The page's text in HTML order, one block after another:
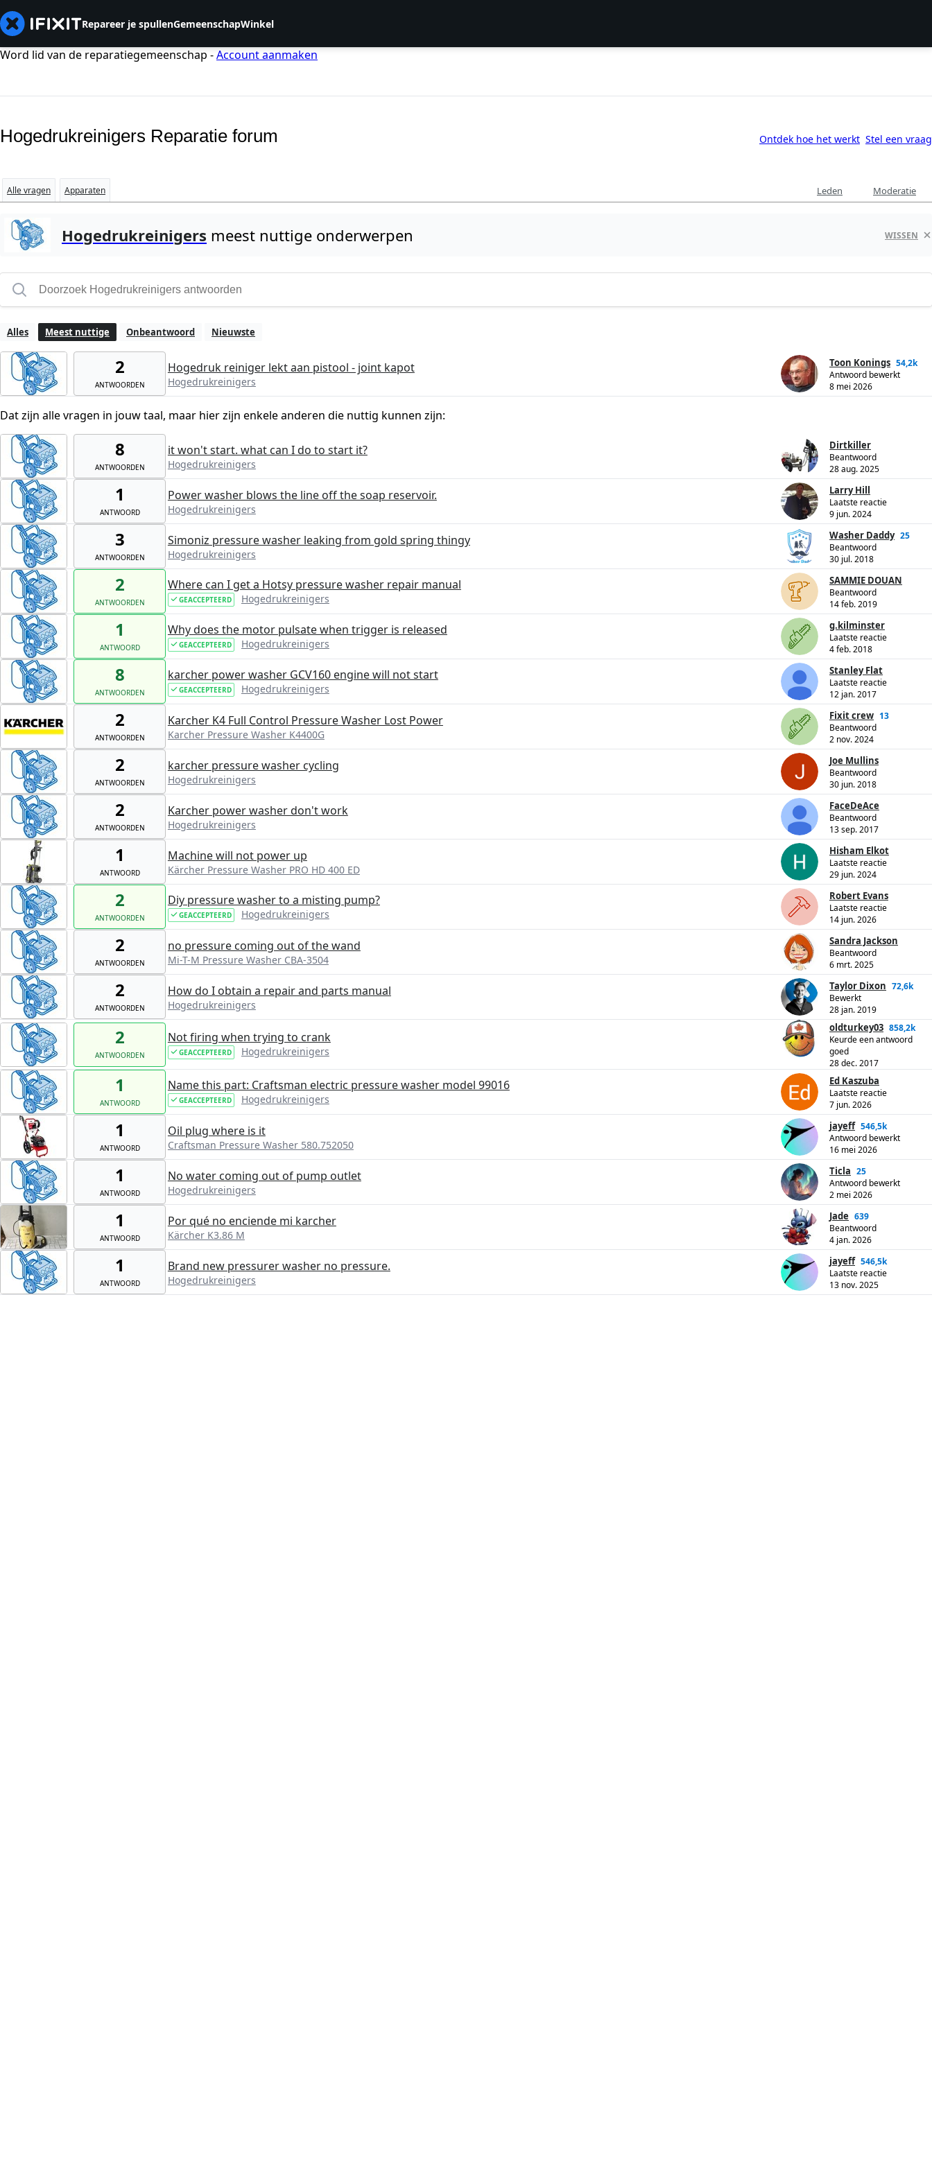
Repareer je spullenGemeenschapWinkel
Word lid van de reparatiegemeenschap -Account aanmaken
Hogedrukreinigers Reparatie forum Ontdek hoe het werkt Stel een vraag
Alle vragen Apparaten Leden Moderatie
Hogedrukreinigers meest nuttige onderwerpen WISSEN
Alles Meest nuttige Onbeantwoord Nieuwste
2
ANTWOORDEN
Hogedruk reiniger lekt aan pistool - joint kapot
Hogedrukreinigers
Toon Konings 54,2k
Antwoord bewerkt
8 mei 2026
Dat zijn alle vragen in jouw taal, maar hier zijn enkele anderen die nuttig kunnen zijn:
8
ANTWOORDEN
it won't start. what can I do to start it?
Hogedrukreinigers
Dirtkiller
Beantwoord
28 aug. 2025
1
ANTWOORD
Power washer blows the line off the soap reservoir.
Hogedrukreinigers
Larry Hill
Laatste reactie
9 jun. 2024
3
ANTWOORDEN
Simoniz pressure washer leaking from gold spring thingy
Hogedrukreinigers
Washer Daddy 25
Beantwoord
30 jul. 2018
2
ANTWOORDEN
Where can I get a Hotsy pressure washer repair manual
GEACCEPTEERD Hogedrukreinigers
SAMMIE DOUAN
Beantwoord
14 feb. 2019
1
ANTWOORD
Why does the motor pulsate when trigger is released
GEACCEPTEERD Hogedrukreinigers
g.kilminster
Laatste reactie
4 feb. 2018
8
ANTWOORDEN
karcher power washer GCV160 engine will not start
GEACCEPTEERD Hogedrukreinigers
Stanley Flat
Laatste reactie
12 jan. 2017
2
ANTWOORDEN
Karcher K4 Full Control Pressure Washer Lost Power
Karcher Pressure Washer K4400G
Fixit crew 13
Beantwoord
2 nov. 2024
2
ANTWOORDEN
karcher pressure washer cycling
Hogedrukreinigers
Joe Mullins
Beantwoord
30 jun. 2018
2
ANTWOORDEN
Karcher power washer don't work
Hogedrukreinigers
FaceDeAce
Beantwoord
13 sep. 2017
1
ANTWOORD
Machine will not power up
Kärcher Pressure Washer PRO HD 400 ED
Hisham Elkot
Laatste reactie
29 jun. 2024
2
ANTWOORDEN
Diy pressure washer to a misting pump?
GEACCEPTEERD Hogedrukreinigers
Robert Evans
Laatste reactie
14 jun. 2026
2
ANTWOORDEN
no pressure coming out of the wand
Mi-T-M Pressure Washer CBA-3504
Sandra Jackson
Beantwoord
6 mrt. 2025
2
ANTWOORDEN
How do I obtain a repair and parts manual
Hogedrukreinigers
Taylor Dixon 72,6k
Bewerkt
28 jan. 2019
2
ANTWOORDEN
Not firing when trying to crank
GEACCEPTEERD Hogedrukreinigers
oldturkey03 858,2k
Keurde een antwoord
goed
28 dec. 2017
1
ANTWOORD
Name this part: Craftsman electric pressure washer model 99016
GEACCEPTEERD Hogedrukreinigers
Ed Kaszuba
Laatste reactie
7 jun. 2026
1
ANTWOORD
Oil plug where is it
Craftsman Pressure Washer 580.752050
jayeff 546,5k
Antwoord bewerkt
16 mei 2026
1
ANTWOORD
No water coming out of pump outlet
Hogedrukreinigers
Ticla 25
Antwoord bewerkt
2 mei 2026
1
ANTWOORD
Por qué no enciende mi karcher
Kärcher K3.86 M
Jade 639
Beantwoord
4 jan. 2026
1
ANTWOORD
Brand new pressurer washer no pressure.
Hogedrukreinigers
jayeff 546,5k
Laatste reactie
13 nov. 2025